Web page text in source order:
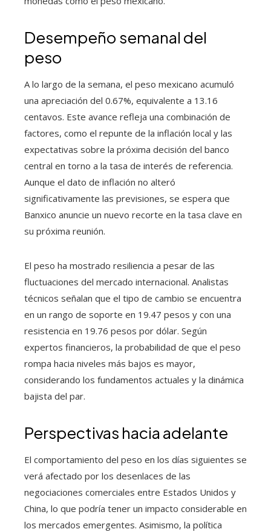
Desempeño semanal del
peso
A lo largo de la semana, el peso mexicano acumuló
una apreciación del 0.67%, equivalente a 13.16
centavos. Este avance refleja una combinación de
factores, como el repunte de la inflación local y las
expectativas sobre la próxima decisión del banco
central en torno a la tasa de interés de referencia.
Aunque el dato de inflación no alteró
significativamente las previsiones, se espera que
Banxico anuncie un nuevo recorte en la tasa clave en
su próxima reunión.
El peso ha mostrado resiliencia a pesar de las
fluctuaciones del mercado internacional. Analistas
técnicos señalan que el tipo de cambio se encuentra
en un rango de soporte en 19.47 pesos y con una
resistencia en 19.76 pesos por dólar. Según
expertos financieros, la probabilidad de que el peso
rompa hacia niveles más bajos es mayor,
considerando los fundamentos actuales y la dinámica
bajista del par.
Perspectivas hacia adelante
El comportamiento del peso en los días siguientes se
verá afectado por los desenlaces de las
negociaciones comerciales entre Estados Unidos y
China, lo que podría tener un impacto considerable en
los mercados emergentes. Asimismo, la política